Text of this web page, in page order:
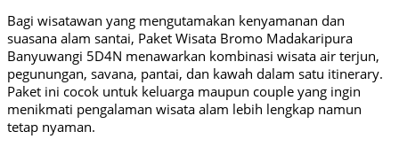
Bagi wisatawan yang mengutamakan kenyamanan dan
suasana alam santai, Paket Wisata Bromo Madakaripura
Banyuwangi 5D4N menawarkan kombinasi wisata air terjun,
pegunungan, savana, pantai, dan kawah dalam satu itinerary.
Paket ini cocok untuk keluarga maupun couple yang ingin
menikmati pengalaman wisata alam lebih lengkap namun
tetap nyaman.